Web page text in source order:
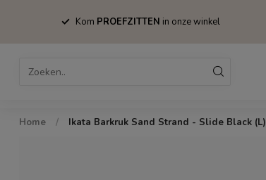
Kom PROEFZITTEN in onze winkel
Home / Ikata Barkruk Sand Strand - Slide Black (L)